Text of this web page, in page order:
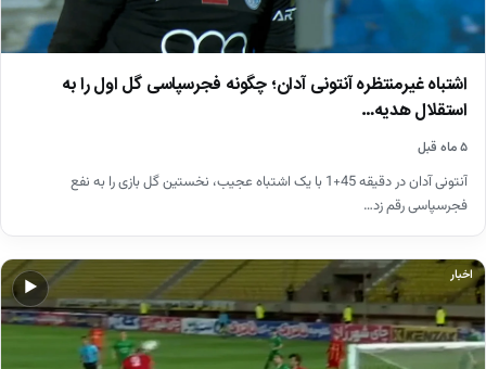
اشتباه غیرمنتظره آنتونی آدان؛ چگونه فجرسپاسی گل اول را به
استقلال هدیه…
۵ ماه قبل
آنتونی آدان در دقیقه 45+1 با یک اشتباه عجیب، نخستین گل بازی را به نفع
فجرسپاسی رقم زد…
▶
اخبار